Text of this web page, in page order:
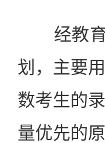
经教育
划，主要
数考生的
量优先的原